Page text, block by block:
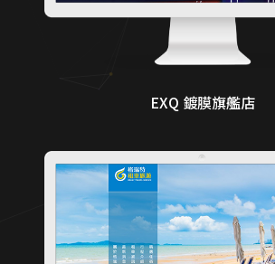
EXQ 鍍膜旗艦店